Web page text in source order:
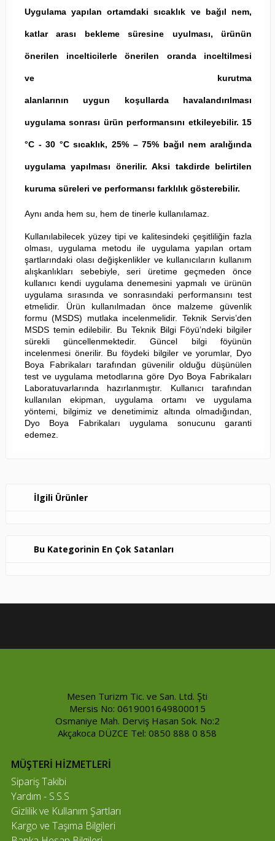
Uygulama yapılan ortamdaki sıcaklık ve bağıl nem,
katlar arası bekleme süresine uyulması, ürünün
önerilen incelticilerle önerilen oranda inceltilmesi
ve kurutma
alanlarının uygun koşullarda havalandırılması
uygulama sonrası ürün performansını etkileyebilir. 15
°C - 30 °C sıcaklık, 25% – 75% bağıl nem aralığında
uygulama yapılması önerilir. Aksi takdirde belirtilen
kuruma süreleri ve performansı farklılık gösterebilir.
Aynı anda hem su, hem de tinerle kullanılamaz.
Kullanılabilecek yüzey tipi ve kalitesindeki çeşitliliğin fazla
olması, uygulama metodu ile uygulama yapılan ortam
şartlarındaki olası değişkenlikler ve kullanıcıların kullanım
alışkanlıkları sebebiyle, seri üretime geçmeden önce
kullanıcı kendi uygulama denemesini yapmalı ve ürünün
uygulama sırasında ve sonrasındaki performansını test
etmelidir. Ürün kullanılmadan önce malzeme güvenlik
formu (MSDS) mutlaka incelenmelidir. Teknik Servis’den
MSDS temin edilebilir. Bu Teknik Bilgi Föyü’ndeki bilgiler
sürekli güncellenmektedir. Güncel bilgi föyünün
incelenmesi önerilir. Bu föydeki bilgiler ve yorumlar, Dyo
Boya Fabrikaları tarafından güvenilir olduğu düşünülen
test ve uygulama metodlarına göre Dyo Boya Fabrikaları
Laboratuvarlarında hazırlanmıştır. Kullanıcı tarafından
kullanılan ekipman, uygulama ortamı ve uygulama
yöntemi, bilgimiz ve denetimimiz altında olmadığından,
Dyo Boya Fabrikaları uygulama sonucunu garanti
edemez.
İlgili Ürünler
Bu Kategorinin En Çok Satanları
Mesen Turizm Tic. ve San. Ltd. Şti
Mersis No: 0619001649800015
Osmaniye Mah. Derviş Hasan Sok. No:2
Akçakoca DÜZCE Tel: 0850 888 0 858
MÜŞTERİ HİZMETLERİ
Sipariş Takibi
Yardım - S.S.S
Gizlilik ve Kullanım Şartları
Kargo ve Taşıma Bilgileri